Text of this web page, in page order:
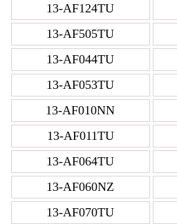
13-AF124TU
13-AF505TU
13-AF044TU
13-AF053TU
13-AF010NN
13-AF011TU
13-AF064TU
13-AF060NZ
13-AF070TU